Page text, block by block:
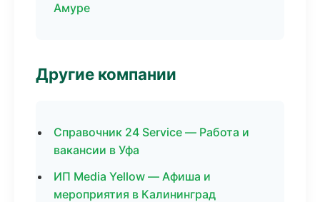
Амуре
Другие компании
Справочник 24 Service — Работа и
вакансии в Уфа
ИП Media Yellow — Афиша и
мероприятия в Калининград